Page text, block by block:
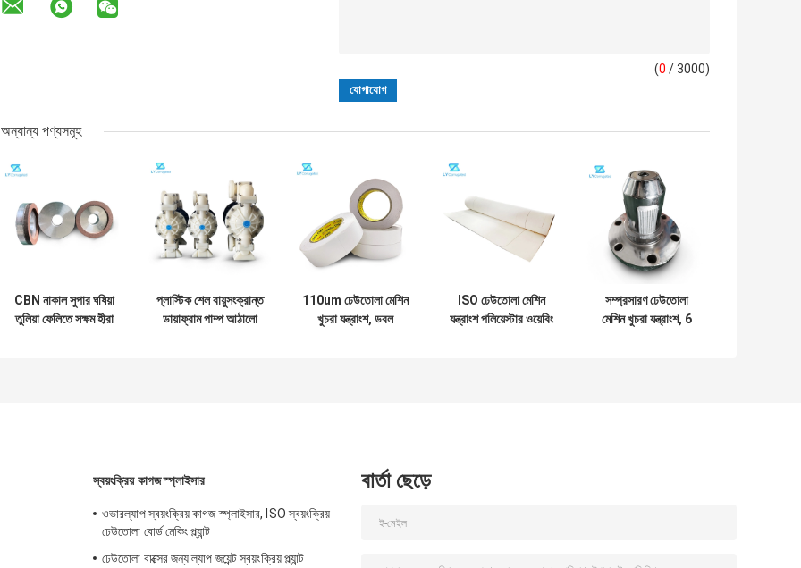
(0 / 3000)
অন্যান্য পণ্যসমূহ
CBN নাকাল সুপার ঘষিয়া
তুলিয়া ফেলিতে সক্ষম হীরা
প্লাস্টিক শেল বায়ুসংক্রান্ত
ডায়াফ্রাম পাম্প আঠালো
110um ঢেউতোলা মেশিন
খুচরা যন্ত্রাংশ, ডবল
ISO ঢেউতোলা মেশিন
যন্ত্রাংশ পলিয়েস্টার ওয়েবিং
সম্প্রসারণ ঢেউতোলা
মেশিন খুচরা যন্ত্রাংশ, 6
স্বয়ংক্রিয় কাগজ স্প্লাইসার
ওভারল্যাপ স্বয়ংক্রিয় কাগজ স্প্লাইসার, ISO স্বয়ংক্রিয়
ঢেউতোলা বোর্ড মেকিং প্ল্যান্ট
ঢেউতোলা বাক্সের জন্য ল্যাপ জয়েন্ট স্বয়ংক্রিয় প্ল্যান্ট
বার্তা ছেড়ে